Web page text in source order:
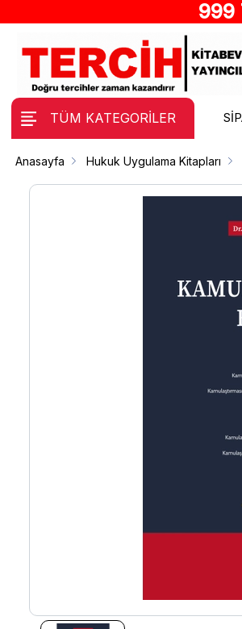
999
TÜM KATEGORİLER
Anasayfa Hukuk Uygulama Kitapları